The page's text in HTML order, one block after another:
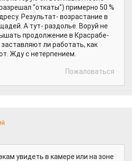
"откаты") примерно 50 %
Результат- возрастание в
А тут- раздолье. Воруй не
продолжение в Красрабе-
заставляют ли работать, как
Жду с нетерпением.
Пожаловаться
увидеть в камере или на зоне